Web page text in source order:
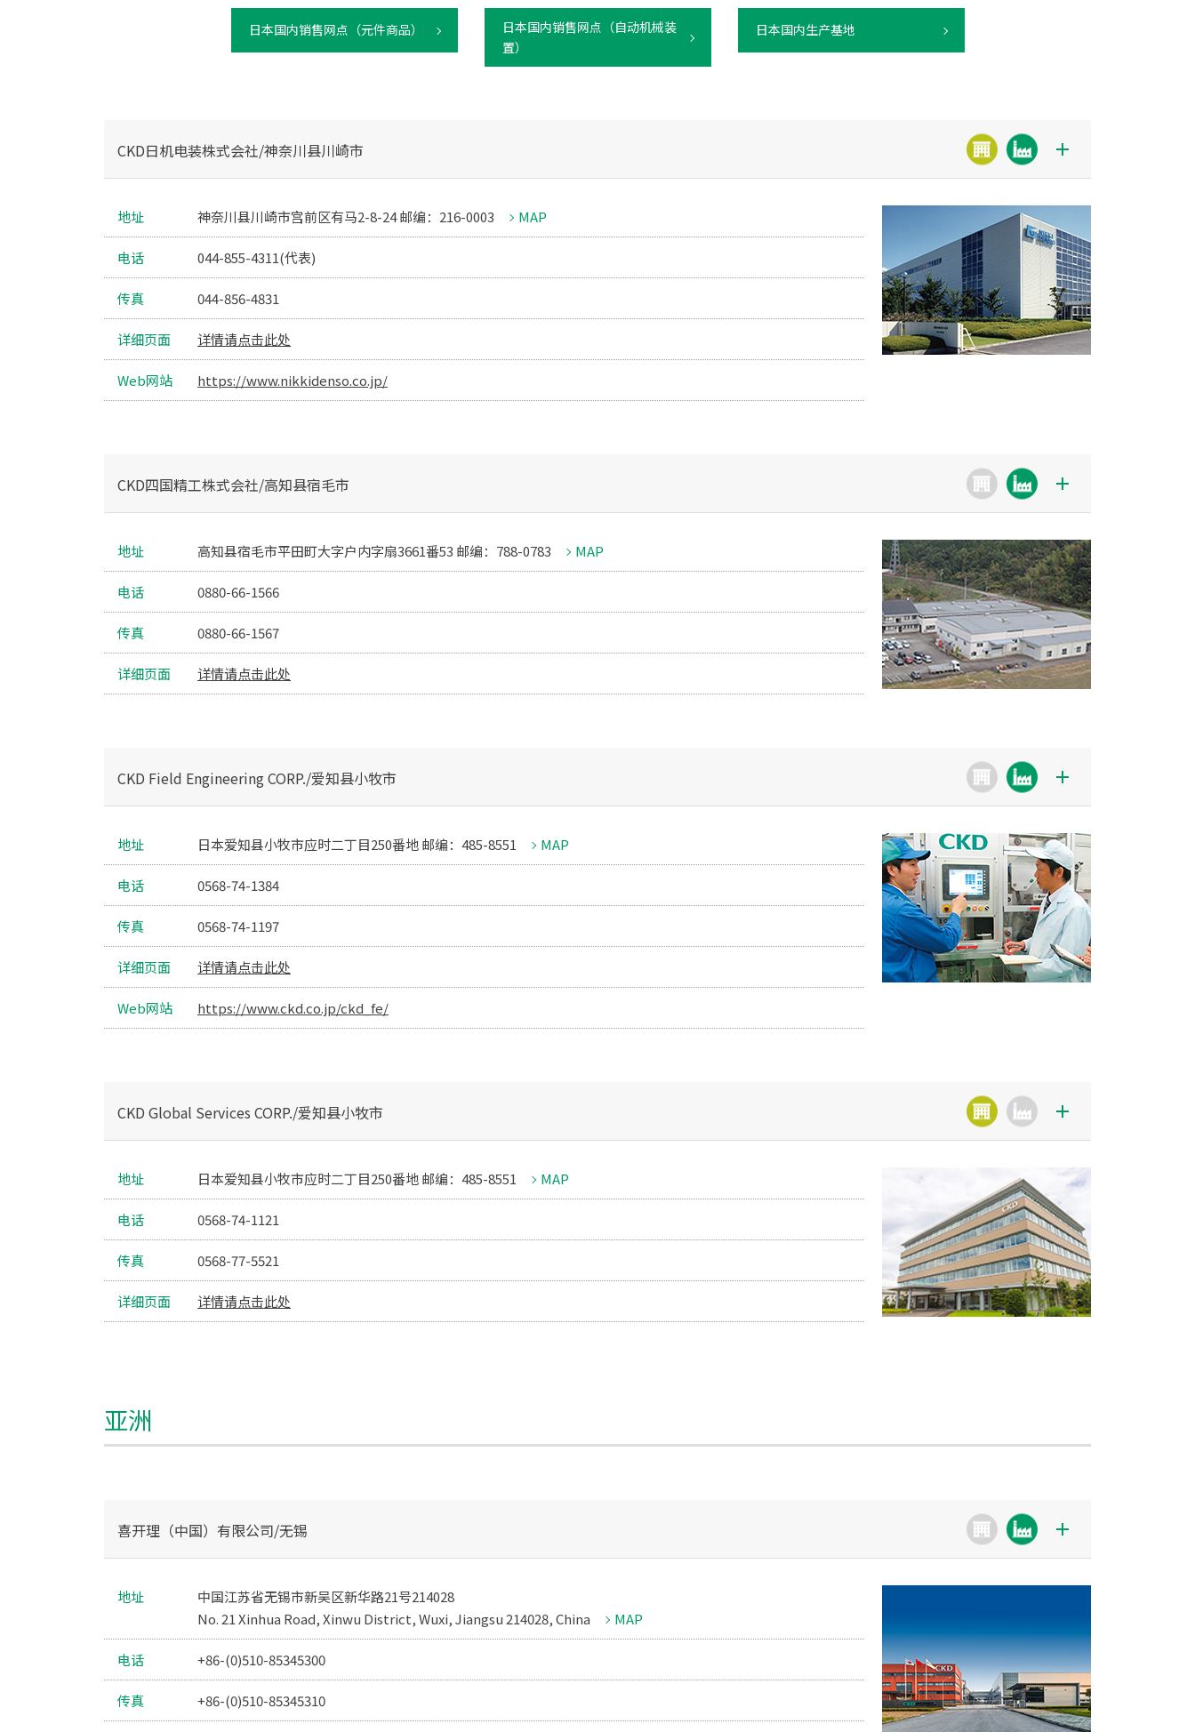
日本国内销售网点（元件商品）
日本国内销售网点（自动机械装
置）
日本国内生产基地
CKD日机电装株式会社/神奈川县川崎市
地址 神奈川县川崎市宫前区有马2-8-24 邮编：216-0003 MAP
电话 044-855-4311(代表)
传真 044-856-4831
详细页面 详情请点击此处
Web网站 https://www.nikkidenso.co.jp/
CKD四国精工株式会社/高知县宿毛市
地址 高知县宿毛市平田町大字户内字扇3661番53 邮编：788-0783 MAP
电话 0880-66-1566
传真 0880-66-1567
详细页面 详情请点击此处
CKD Field Engineering CORP./爱知县小牧市
地址 日本爱知县小牧市应时二丁目250番地 邮编：485-8551 MAP
电话 0568-74-1384
传真 0568-74-1197
详细页面 详情请点击此处
Web网站 https://www.ckd.co.jp/ckd_fe/
CKD Global Services CORP./爱知县小牧市
地址 日本爱知县小牧市应时二丁目250番地 邮编：485-8551 MAP
电话 0568-74-1121
传真 0568-77-5521
详细页面 详情请点击此处
亚洲
喜开理（中国）有限公司/无锡
地址
中国江苏省无锡市新吴区新华路21号214028
No. 21 Xinhua Road, Xinwu District, Wuxi, Jiangsu 214028, China
MAP
电话 +86-(0)510-85345300
传真 +86-(0)510-85345310